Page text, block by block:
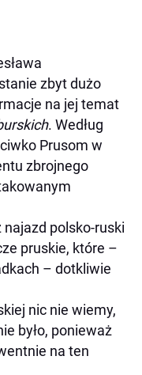
zbyt dużo
na jej temat
. Według
Prusom w
zbrojnego
polsko-ruski
pruskie, które –
– dotkliwie
nic nie wiemy,
było, ponieważ
na ten